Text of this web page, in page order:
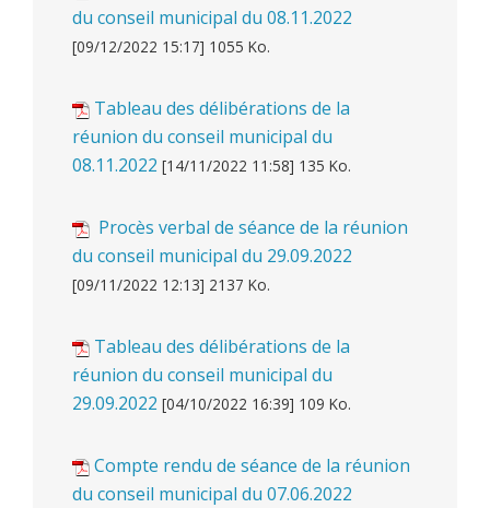
du conseil municipal du 08.11.2022
[09/12/2022 15:17] 1055 Ko.
Tableau des délibérations de la
réunion du conseil municipal du
08.11.2022 [14/11/2022 11:58] 135 Ko.
Procès verbal de séance de la réunion
du conseil municipal du 29.09.2022
[09/11/2022 12:13] 2137 Ko.
Tableau des délibérations de la
réunion du conseil municipal du
29.09.2022 [04/10/2022 16:39] 109 Ko.
Compte rendu de séance de la réunion
du conseil municipal du 07.06.2022